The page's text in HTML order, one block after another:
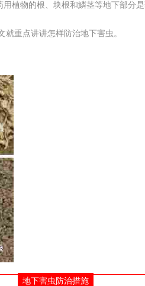
植物的根、块根和鱗茎等地下部分
就重点讲讲怎样防治地下害虫。
地下害虫防治措施